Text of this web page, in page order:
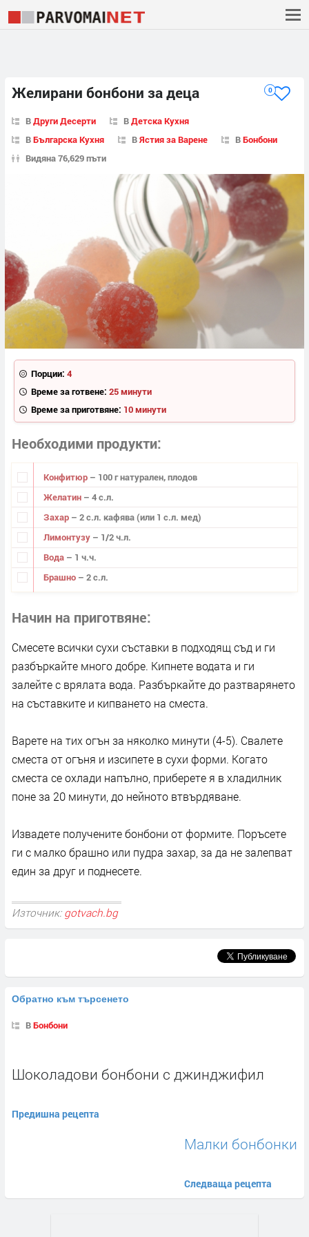
Желирани бонбони за деца 0
ВДруги Десерти ВДетска Кухня
ВБългарска Кухня ВЯстия за Варене ВБонбони
Видяна 76,629 пъти
Порции: 4
Време за готвене: 25 минути
Време за приготвяне: 10 минути
Необходими продукти
Конфитюр – 100 г натурален, плодов
Желатин – 4 с.л.
Захар – 2 с.л. кафява (или 1 с.л. мед)
Лимонтузу – 1/2 ч.л.
Вода – 1 ч.ч.
Брашно – 2 с.л.
Начин на приготвяне
Смесете всички сухи съставки в подходящ съд и ги
разбъркайте много добре. Кипнете водата и ги
залейте с врялата вода. Разбъркайте до разтварянето
на съставките и кипването на сместа.
Варете на тих огън за няколко минути (4-5). Свалете
сместа от огъня и изсипете в сухи форми. Когато
сместа се охлади напълно, приберете я в хладилник
поне за 20 минути, до нейното втвърдяване.
Извадете получените бонбони от формите. Поръсете
ги с малко брашно или пудра захар, за да не залепват
един за друг и поднесете.
Източник: gotvach.bg
Обратно към търсенето
ВБонбони
Шоколадови бонбони с джинджифил
Предишна рецепта
Малки бонбонки
Следваща рецепта